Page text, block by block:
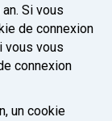
an. Si vous
de connexion
vous vous
connexion
un cookie